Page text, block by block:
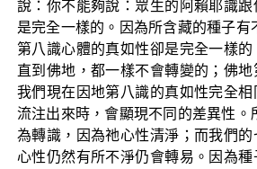
說：你不能夠說：眾生的阿賴耶識
是完全一樣的。因為所含藏的種子有
第八識心體的真如性卻是完全一樣
直到佛地，都一樣不會轉變的；佛
我們現在因地第八識的真如性完全
流注出來時，會顯現不同的差異性。
為轉識，因為祂心性清淨；而我們的
心性仍然有所不淨仍會轉易。因為